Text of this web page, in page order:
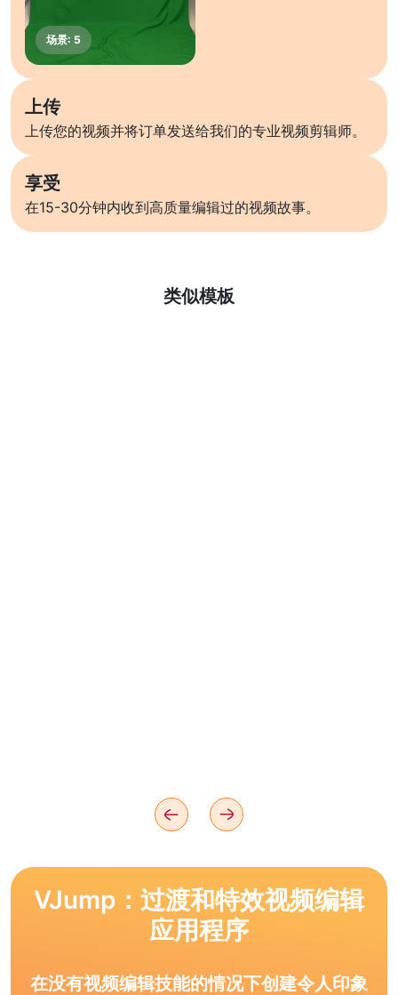
上传
上传您的视频并将订单发送给我们的专业视频剪辑师。
享受
在15-30分钟内收到高质量编辑过的视频故事。
类似模板
了解更多
VJump：过渡和特效视频编辑
应用程序
在没有视频编辑技能的情况下创建令人印象